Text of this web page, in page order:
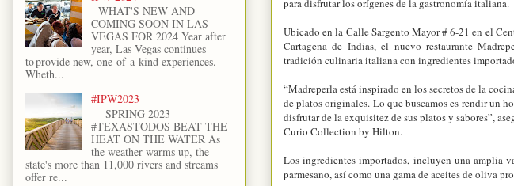
para disfrutar los orígenes de la gastronomía italiana.
Ubicado en la Calle Sargento Mayor # 6-21 en el
Cartagena de Indias, el nuevo restaurante
tradición culinaria italiana con ingredientes
“Madreperla está inspirado en los secretos de la
de platos originales. Lo que buscamos es rendir un
disfrutar de la exquisitez de sus platos y sabores”,
Curio Collection by Hilton.
Los ingredientes importados, incluyen una amplia
parmesano, así como una gama de aceites de oliva
WHAT'S NEW AND
COMING SOON IN LAS
VEGAS FOR 2024 Year after
year, Las Vegas continues
to provide new, one-of-a-kind experiences.
Wheth...
#IPW2023
SPRING 2023
#TEXASTODOS BEAT THE
HEAT ON THE WATER As
the weather warms up, the
state's more than 11,000 rivers and streams
offer re...